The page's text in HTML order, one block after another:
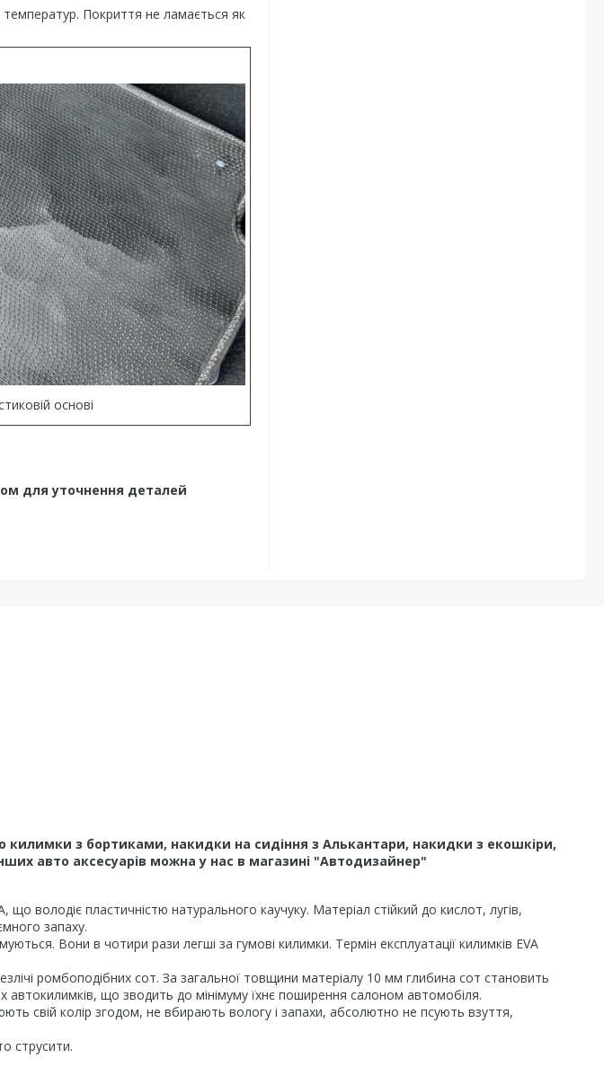
температур. Покриття не ламається як
основі
для уточнення деталей
з бортиками, накидки на сидіння з Алькантари, накидки з екошкіри,
авто аксесуарів можна у нас в магазині "Автодизайнер"
володіє пластичністю натурального каучуку. Матеріал стійкий до кислот, лугів,
запаху.
Вони в чотири рази легші за гумові килимки. Термін експлуатації килимків EVA
ромбоподібних сот. За загальної товщини матеріалу 10 мм глибина сот становить
що зводить до мінімуму їхнє поширення салоном автомобіля.
свій колір згодом, не вбирають вологу і запахи, абсолютно не псують взуття,
струсити.